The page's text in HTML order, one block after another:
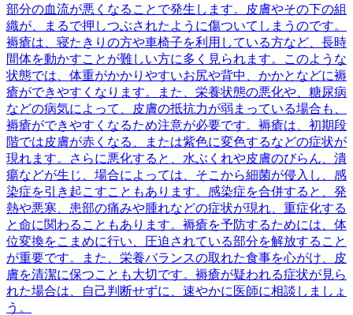
部分の血流が悪くなることで発生します。皮膚やその下の組
織が、まるで押しつぶされたように傷ついてしまうのです。
褥瘡は、寝たきりの方や車椅子を利用している方など、長時
間体を動かすことが難しい方に多く見られます。このような
状態では、体重がかかりやすいお尻や背中、かかとなどに褥
瘡ができやすくなります。また、栄養状態の悪化や、糖尿病
などの病気によって、皮膚の抵抗力が弱まっている場合も、
褥瘡ができやすくなるため注意が必要です。褥瘡は、初期段
階では皮膚が赤くなる、または紫色に変色するなどの症状が
現れます。さらに悪化すると、水ぶくれや皮膚のびらん、潰
瘍などが生じ、場合によっては、そこから細菌が侵入し、感
染症を引き起こすこともあります。感染症を合併すると、発
熱や悪寒、患部の痛みや腫れなどの症状が現れ、重症化する
と命に関わることもあります。褥瘡を予防するためには、体
位変換をこまめに行い、圧迫されている部分を解放すること
が重要です。また、栄養バランスの取れた食事を心がけ、皮
膚を清潔に保つことも大切です。褥瘡が疑われる症状が見ら
れた場合は、自己判断せずに、速やかに医師に相談しましょ
う。